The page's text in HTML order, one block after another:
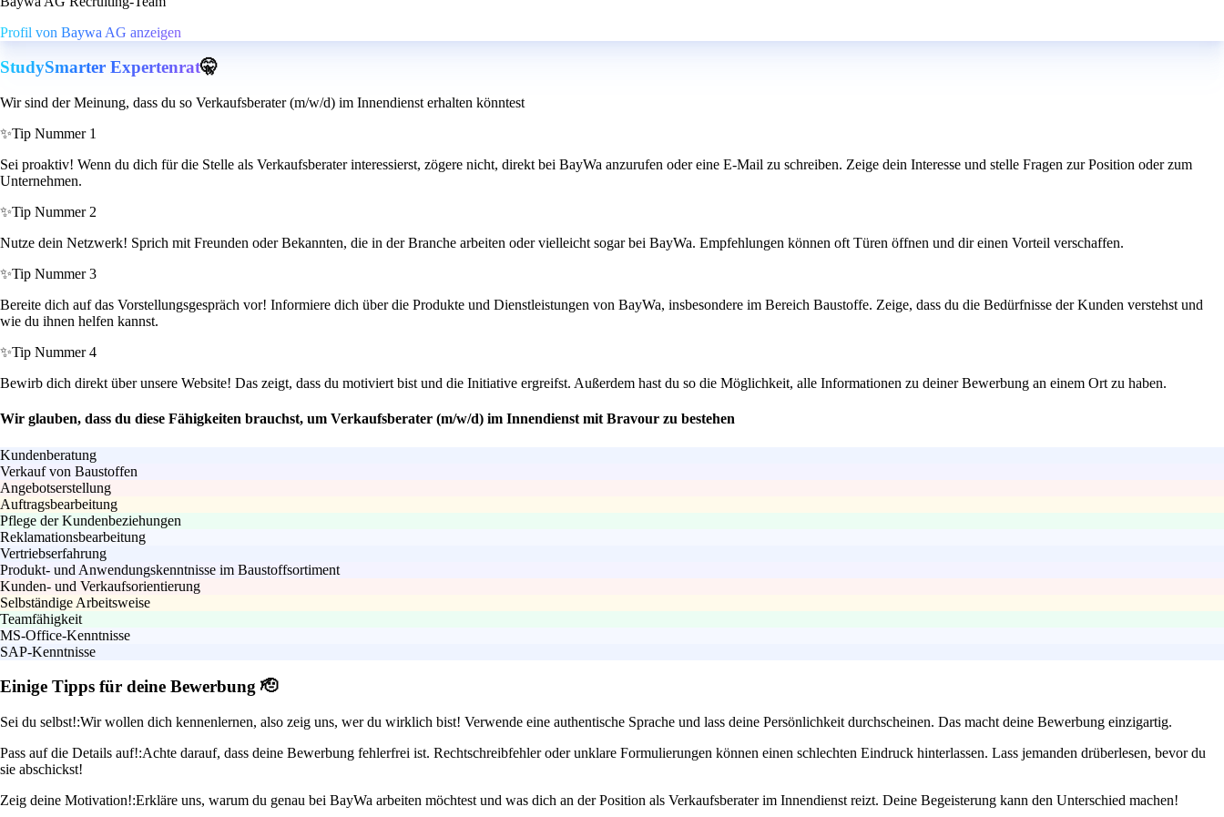
Profil von Baywa AG anzeigen
StudySmarter Expertenrat🤫
Wir sind der Meinung, dass du so Verkaufsberater (m/w/d) im Innendienst erhalten könntest
✨Tip Nummer 1
Sei proaktiv! Wenn du dich für die Stelle als Verkaufsberater interessierst, zögere nicht, direkt bei BayWa anzurufen oder eine E-Mail zu schreiben. Zeige dein Interesse und stelle Fragen zur Position oder zum
Unternehmen.
✨Tip Nummer 2
Nutze dein Netzwerk! Sprich mit Freunden oder Bekannten, die in der Branche arbeiten oder vielleicht sogar bei BayWa. Empfehlungen können oft Türen öffnen und dir einen Vorteil verschaffen.
✨Tip Nummer 3
Bereite dich auf das Vorstellungsgespräch vor! Informiere dich über die Produkte und Dienstleistungen von BayWa, insbesondere im Bereich Baustoffe. Zeige, dass du die Bedürfnisse der Kunden verstehst und
wie du ihnen helfen kannst.
✨Tip Nummer 4
Bewirb dich direkt über unsere Website! Das zeigt, dass du motiviert bist und die Initiative ergreifst. Außerdem hast du so die Möglichkeit, alle Informationen zu deiner Bewerbung an einem Ort zu haben.
Wir glauben, dass du diese Fähigkeiten brauchst, um Verkaufsberater (m/w/d) im Innendienst mit Bravour zu bestehen
Kundenberatung
Verkauf von Baustoffen
Angebotserstellung
Auftragsbearbeitung
Pflege der Kundenbeziehungen
Reklamationsbearbeitung
Vertriebserfahrung
Produkt- und Anwendungskenntnisse im Baustoffsortiment
Kunden- und Verkaufsorientierung
Selbständige Arbeitsweise
Teamfähigkeit
MS-Office-Kenntnisse
SAP-Kenntnisse
Einige Tipps für deine Bewerbung 🫡
Sei du selbst!:Wir wollen dich kennenlernen, also zeig uns, wer du wirklich bist! Verwende eine authentische Sprache und lass deine Persönlichkeit durchscheinen. Das macht deine Bewerbung einzigartig.
Pass auf die Details auf!:Achte darauf, dass deine Bewerbung fehlerfrei ist. Rechtschreibfehler oder unklare Formulierungen können einen schlechten Eindruck hinterlassen. Lass jemanden drüberlesen, bevor du
sie abschickst!
Zeig deine Motivation!:Erkläre uns, warum du genau bei BayWa arbeiten möchtest und was dich an der Position als Verkaufsberater im Innendienst reizt. Deine Begeisterung kann den Unterschied machen!